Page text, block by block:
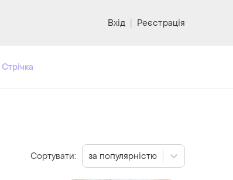
Вхід | Реєстрація
Стрічка
Сортувати: за популярністю